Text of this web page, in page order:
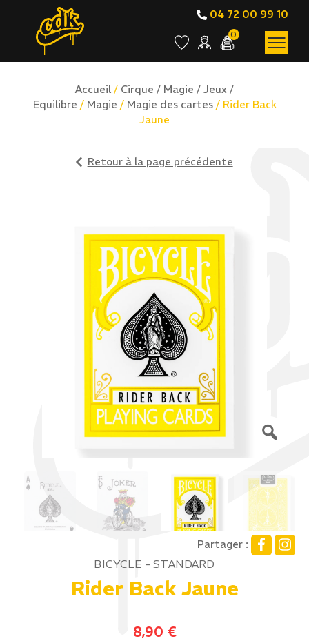
04 72 00 99 10
0
Accueil / Cirque / Magie / Jeux /
Equilibre / Magie / Magie des cartes/ Rider Back
Jaune
Retour à la page précédente
Partager :
BICYCLE - STANDARD
Rider Back Jaune
8,90 €